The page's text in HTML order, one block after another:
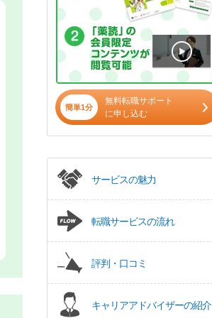
簡単1分
無料転職サポート
に申し込む
サービスの魅力
転職サービスの流れ
評判・口コミ
キャリアアドバイザーの紹介